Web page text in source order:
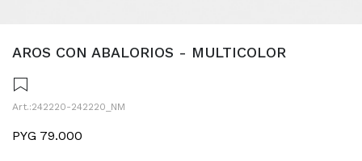
AROS CON ABALORIOS - MULTICOLOR
242220-242220_NM
PYG 79.000